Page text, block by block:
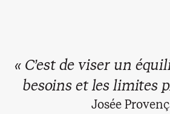
« C’est de viser un
besoins et les limites
Josée